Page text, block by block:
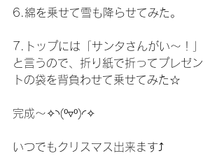
6.綿を乗せて雪も降らせてみた。
7.トップには「サンタさんがい〜！」
と言うので、折り紙で折ってプレゼン
トの袋を背負わせて乗せてみた☆
完成〜✧◝(⁰▿⁰)◜✧
いつでもクリスマス出来ます⤴